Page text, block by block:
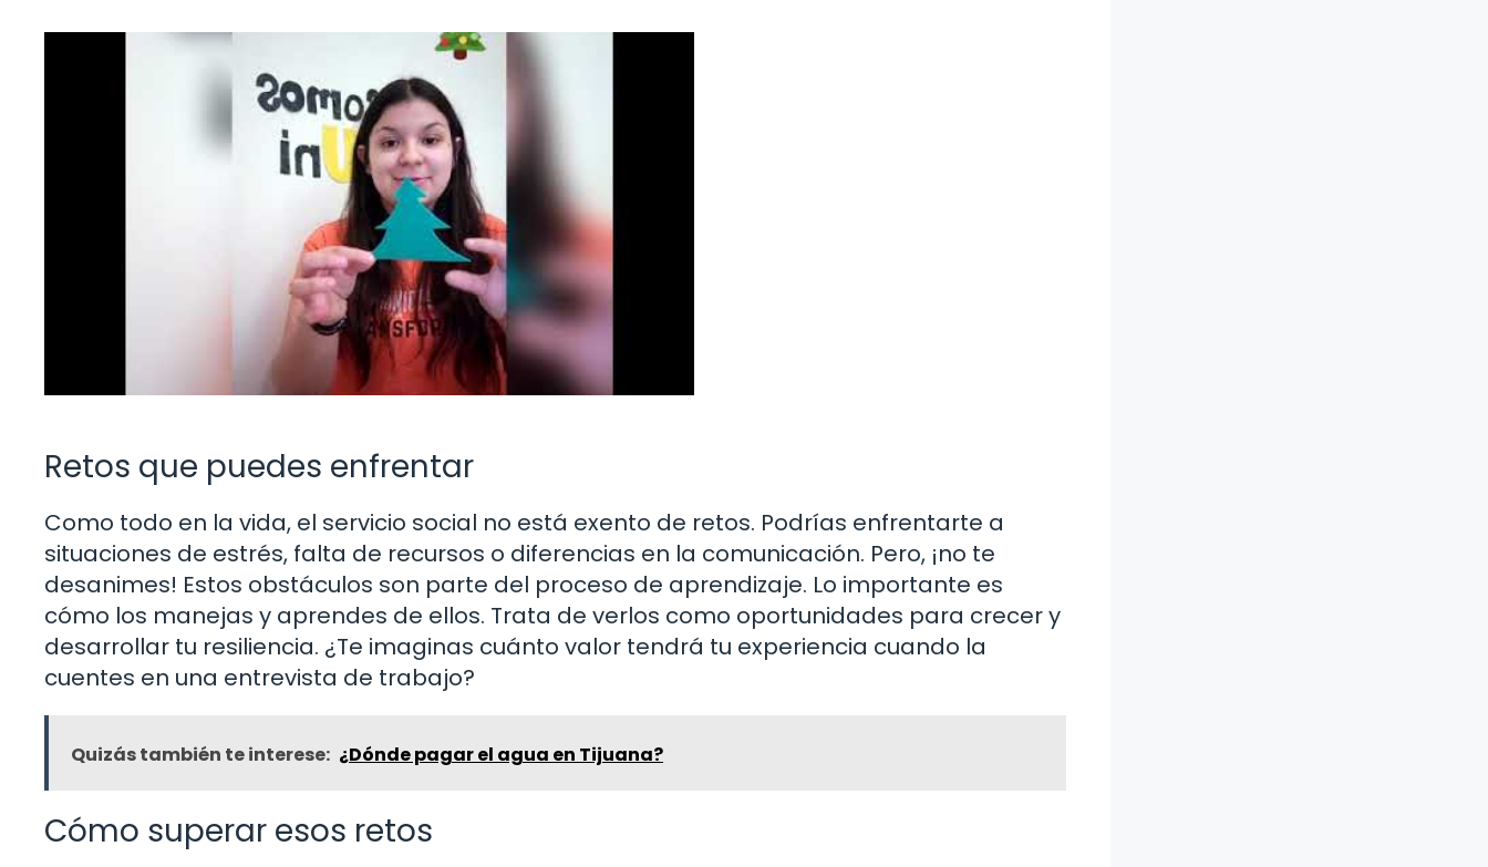
Retos que puedes enfrentar
Como todo en la vida, el servicio social no está exento de retos. Podrías enfrentarte a
situaciones de estrés, falta de recursos o diferencias en la comunicación. Pero, ¡no te
desanimes! Estos obstáculos son parte del proceso de aprendizaje. Lo importante es
cómo los manejas y aprendes de ellos. Trata de verlos como oportunidades para crecer y
desarrollar tu resiliencia. ¿Te imaginas cuánto valor tendrá tu experiencia cuando la
cuentes en una entrevista de trabajo?
Quizás también te interese: ¿Dónde pagar el agua en Tijuana?
Cómo superar esos retos